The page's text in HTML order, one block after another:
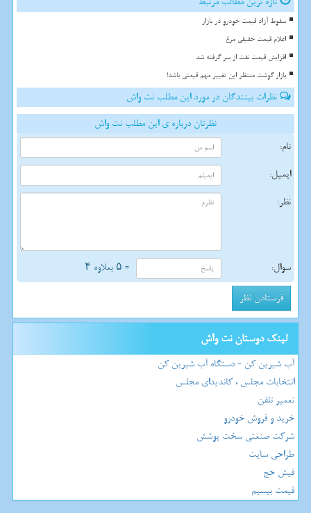
سقوط آزاد قیمت خودرو در بازار
اعلام قیمت حقیقی مرغ
افزایش قیمت نفت از سر گرفته شد
بازار گوشت منتظر این تغییر مهم قیمتی باشد!
نظرات بینندگان در مورد این مطلب نت واش
نظرتان درباره ی این مطلب نت واش
نام:
ایمیل:
نظر:
سوال: = ۵ بعلاوه ۴
لینک دوستان نت واش
آب شیرین کن - دستگاه آب شیرین کن
انتخابات مجلس ، کاندیدای مجلس
تعمیر تلفن
خرید و فروش خودرو
شرکت صنعتی سخت پوشش
طراحی سایت
فیش حج
قیمت بیسیم